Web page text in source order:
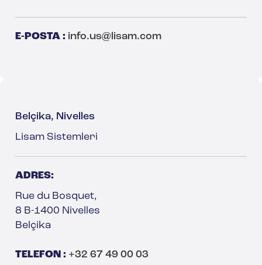
E-POSTA : info.us@lisam.com
Belçika, Nivelles
Lisam Sistemleri
ADRES:
Rue du Bosquet,
8 B-1400 Nivelles
Belçika
TELEFON : +32 67 49 00 03